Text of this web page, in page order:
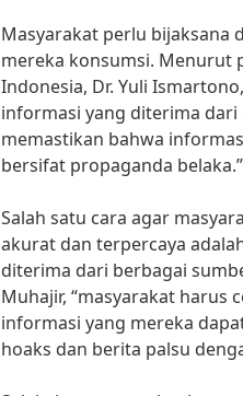
Masyarakat perlu bijaksana
mereka konsumsi. Menurut
Indonesia, Dr. Yuli
informasi yang diterima dari
memastikan bahwa
bersifat propaganda belaka.”
Salah satu cara agar
akurat dan terpercaya
diterima dari berbagai
Muhajir, “masyarakat harus
informasi yang mereka
hoaks dan berita palsu